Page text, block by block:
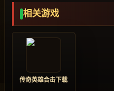
相关游戏
传奇英雄合击下载